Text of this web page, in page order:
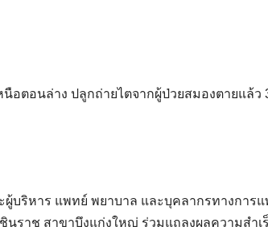
อตอนล่าง ปลูกถ่ายไตจากผู้ป่วยสมองตายแล้ว
ผู้บริหาร แพทย์ พยาบาล และบุคลากรทางกา
ราช สาขาบึงแก่งใหญ่ ร่วมแถลงผลความสำเ